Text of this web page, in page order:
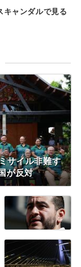
キャンダルで見る
サイル非難す
が反対